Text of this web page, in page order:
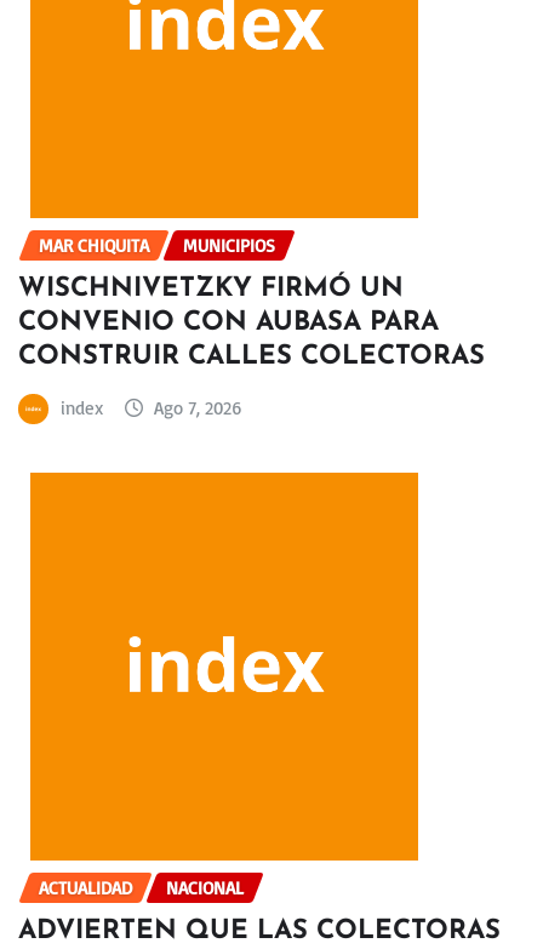
MAR CHIQUITA MUNICIPIOS
WISCHNIVETZKY FIRMÓ UN
CONVENIO CON AUBASA PARA
CONSTRUIR CALLES COLECTORAS
index Ago 7, 2026
ACTUALIDAD NACIONAL
ADVIERTEN QUE LAS COLECTORAS